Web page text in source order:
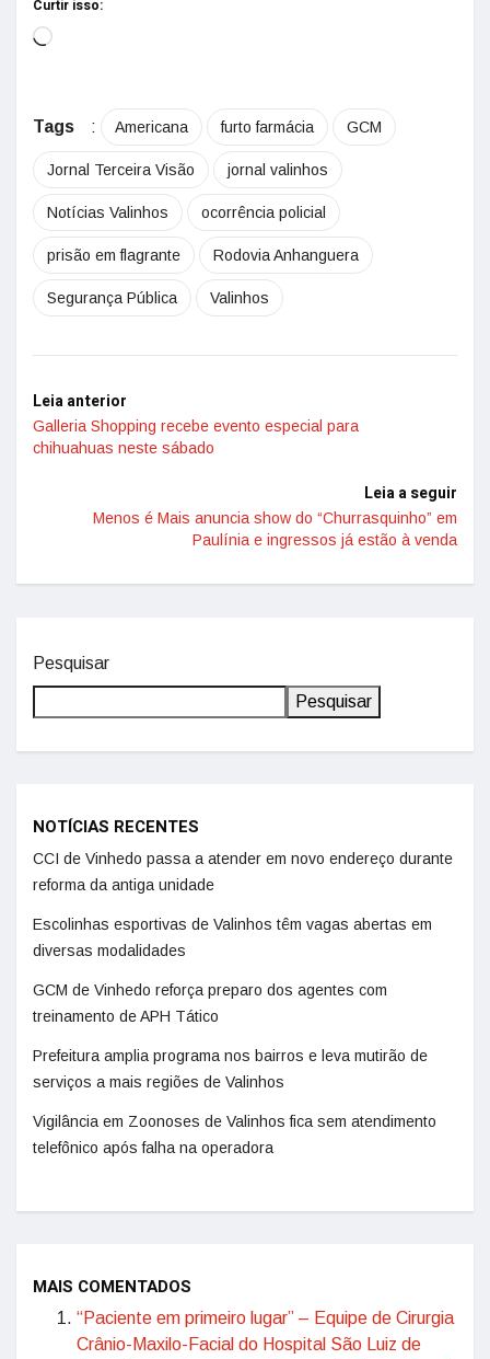
Curtir isso:
Tags : Americana furto farmácia GCM
Jornal Terceira Visão jornal valinhos
Notícias Valinhos ocorrência policial
prisão em flagrante Rodovia Anhanguera
Segurança Pública Valinhos
Leia anterior
Galleria Shopping recebe evento especial para
chihuahuas neste sábado
Leia a seguir
Menos é Mais anuncia show do “Churrasquinho” em
Paulínia e ingressos já estão à venda
Pesquisar
Pesquisar
NOTÍCIAS RECENTES
CCI de Vinhedo passa a atender em novo endereço durante
reforma da antiga unidade
Escolinhas esportivas de Valinhos têm vagas abertas em
diversas modalidades
GCM de Vinhedo reforça preparo dos agentes com
treinamento de APH Tático
Prefeitura amplia programa nos bairros e leva mutirão de
serviços a mais regiões de Valinhos
Vigilância em Zoonoses de Valinhos fica sem atendimento
telefônico após falha na operadora
MAIS COMENTADOS
“Paciente em primeiro lugar” – Equipe de Cirurgia
Crânio-Maxilo-Facial do Hospital São Luiz de